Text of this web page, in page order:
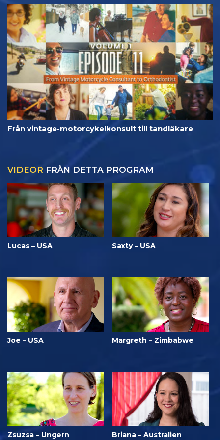
Från vintage-motorcykelkonsult till tandläkare
VIDEOR FRÅN DETTA PROGRAM
Lucas – USA Saxty – USA
Joe – USA Margreth – Zimbabwe
Zsuzsa – Ungern Briana – Australien